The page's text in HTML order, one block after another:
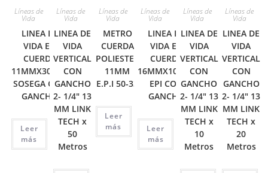
Líneas de
Vida
LINEA DE
VIDA EN
CUERDA
11MMX30MTS
SOSEGA CON
GANCHO
Leer
más
Líneas de
Vida
LINEA DE
VIDA
VERTICAL
CON
GANCHO
2- 1/4″ 13
MM LINK
TECH x
50
Metros
Líneas de
Vida
METRO
CUERDA
POLIESTER
11MM
E.P.I 50-33
Leer
más
Líneas de
Vida
LINEA DE
VIDA EN
CUERDA
16MMX10MTS
EPI CON
GANCHO
Leer
más
Líneas de
Vida
LINEA DE
VIDA
VERTICAL
CON
GANCHO
2- 1/4″ 13
MM LINK
TECH x
10
Metros
Líneas de
Vida
LINEA DE
VIDA
VERTICAL
CON
GANCHO
2- 1/4″ 13
MM LINK
TECH x
20
Metros